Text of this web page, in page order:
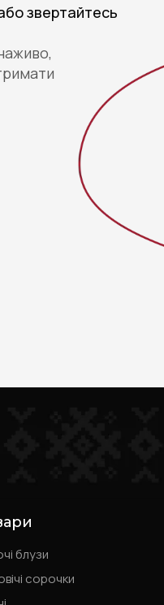
звертайтесь
блузи
сорочки